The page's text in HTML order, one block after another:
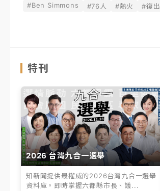
#Ben Simmons
#76人 #熱火 #復出
特刊
2026 台灣九合一選舉
知新聞提供最權威的2026台灣九合一選舉
資料庫。即時掌握六都縣市長、議...